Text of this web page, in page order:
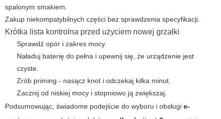
spalonym smakiem.
Zakup niekompatybilnych części bez sprawdzenia specyfikacji.
Krótka lista kontrolna przed użyciem nowej grzałki
Sprawdź opór i zakres mocy.
Naładuj baterię do pełna i upewnij się, że urządzenie jest
czyste.
Zrób priming - nasącz knot i odczekaj kilka minut.
Zacznij od niskiej mocy i stopniowo ją zwiększaj.
Podsumowując, świadome podejście do wyboru i obsługi e-